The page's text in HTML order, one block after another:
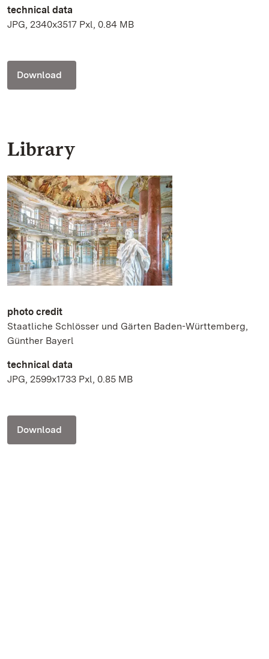
technical data
JPG, 2340x3517 Pxl, 0.84 MB
Download
Library
photo credit
Staatliche Schlösser und Gärten Baden-Württemberg,
Günther Bayerl
technical data
JPG, 2599x1733 Pxl, 0.85 MB
Download